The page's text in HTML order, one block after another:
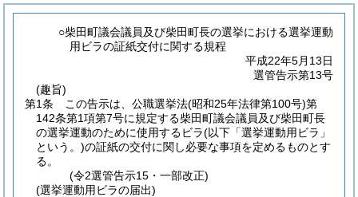
○柴田町議会議員及び柴田町長の選挙における選挙運動
用ビラの証紙交付に関する規程
平成22年5月13日
選管告示第13号
(趣旨)
第1条
この告示は、公職選挙法(昭和25年法律第100号)第
142条第1項第7号に規定する柴田町議会議員及び柴田町長
の選挙運動のために使用するビラ(以下「選挙運動用ビラ」
という。)の証紙の交付に関し必要な事項を定めるものとす
る。
(令2選管告示15・一部改正)
(選挙運動用ビラの届出)